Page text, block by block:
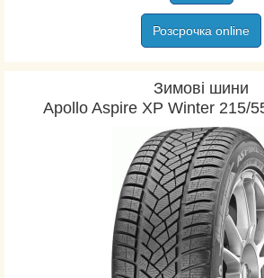
Розсрочка online
Зимові шини
Apollo Aspire XP Winter 215/